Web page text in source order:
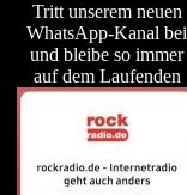
Tritt unserem neuen
WhatsApp-Kanal bei
und bleibe so immer
auf dem Laufenden